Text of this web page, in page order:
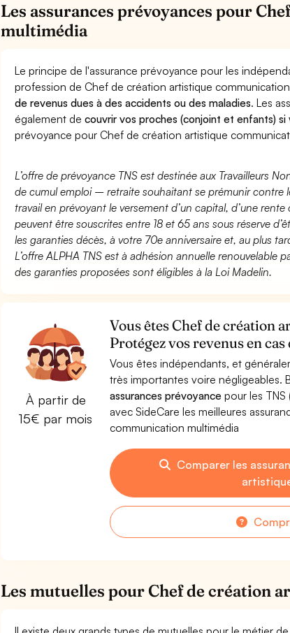
Les assurances prévoyances pour
multimédia
Le principe de l'assurance prévoyance pour les
profession de Chef de création artistique
de revenus dues à des accidents ou des maladies. Les
également decouvrir vos proches (conjoint et enfants)
prévoyance pour Chef de création artistique
L’offre de prévoyance TNS est destinée aux Travailleurs
de cumul emploi – retraite souhaitant se prémunir contre
travail en prévoyant le versement d’un capital, d’une
peuvent être souscrites entre 18 et 65 ans sous réserve
les garanties décès, à votre 70e anniversaire et, au plus
L’offre ALPHA TNS est à adhésion annuelle renouvelable
des garanties proposées sont éligibles à la Loi Madelin.
À partir de
15€ par mois
Vous êtes Chef de création
Protégez vos revenus en
Vous êtes indépendants, et
très importantes voire négligeables.
assurances prévoyancepour les TNS
avec SideCare les meilleures
communication multimédia
Comparer les
Les mutuelles pour Chef de création